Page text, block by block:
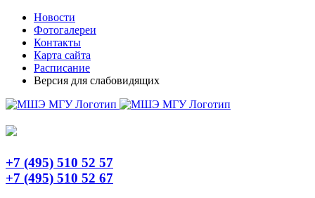
Skip
content
TelegramНовости
Фотогалереи
Контакты
Карта сайта
Расписание
Версия для слабовидящих
+7 (495) 510 52 57
+7 (495) 510 52 67